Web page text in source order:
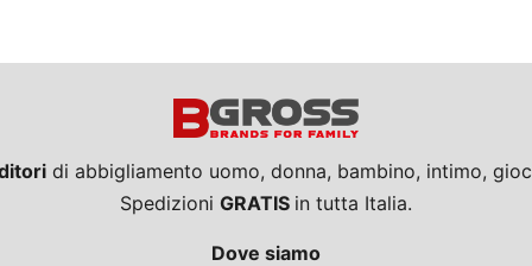
di abbigliamento uomo, donna, bambino, intimo,
Spedizioni GRATIS in tutta Italia.
Dove siamo